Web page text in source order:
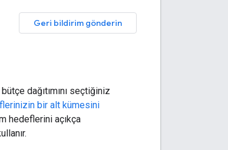
Geri bildirim gönderin
dağıtımını seçtiğiniz
bir alt kümesini
hedeflerini açıkça